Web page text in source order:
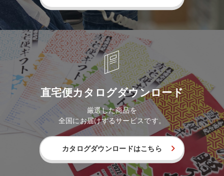
直宅便カタログダウンロード
厳選した商品を
全国にお届けするサービスです。
カタログダウンロードはこちら